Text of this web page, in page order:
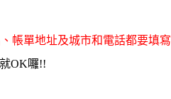
帳單地址及城市和電話都要填
OK囉!!